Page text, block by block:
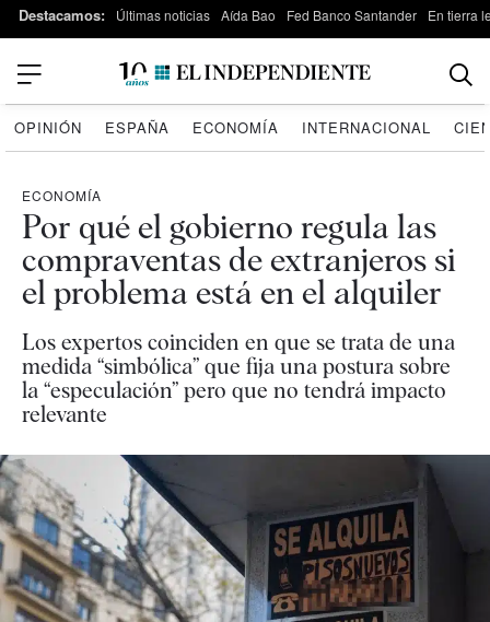
Destacamos: Últimas noticias Aída Bao Fed Banco Santander En tierra
OPINIÓN ESPAÑA ECONOMÍA INTERNACIONAL
ECONOMÍA
Por qué el gobierno regula las
compraventas de extranjeros si
el problema está en el alquiler
Los expertos coinciden en que se trata de una
medida “simbólica” que fija una postura sobre
la “especulación” pero que no tendrá impacto
relevante